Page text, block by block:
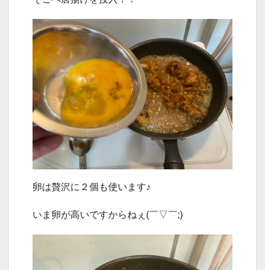
卵は贅沢に２個も使います♪
いま卵が高いですからねぇ(￣▽￣;)